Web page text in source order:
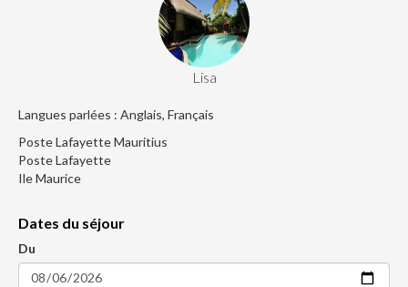
Lisa
Langues parlées : Anglais, Français
Poste Lafayette Mauritius
Poste Lafayette
Ile Maurice
Dates du séjour
Du